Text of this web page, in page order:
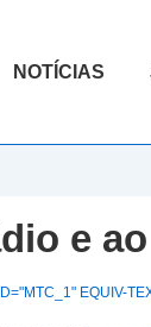
NOTÍCIAS
e
EQUIV-